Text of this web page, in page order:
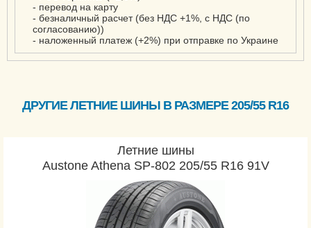
- перевод на карту
- безналичный расчет (без НДС +1%, с НДС (по
согласованию))
- наложенный платеж (+2%) при отправке по Украине
ДРУГИЕ ЛЕТНИЕ ШИНЫ В РАЗМЕРЕ 205/55 R16
Летние шины
Austone Athena SP-802 205/55 R16 91V